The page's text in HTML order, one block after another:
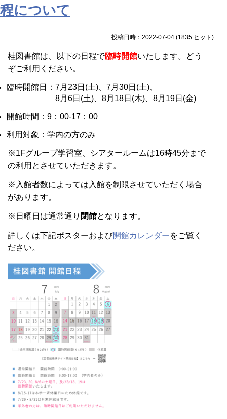
程について
投稿日時：2022-07-04(1835 ヒット )
桂図書館は、以下の日程で臨時開館いたします。どう
ぞご利用ください。
臨時開館日：7月23日(土)、7月30日(土)、
8月6日(土)、8月18日(木)、8月19日(金)
開館時間：9：00-17：00
利用対象：学内の方のみ
※1Fグループ学習室、シアタールームは16時45分まで
の利用とさせていただきます。
※入館者数によっては入館を制限させていただく場合
があります。
※日曜日は通常通り 閉館となります。
詳しくは下記ポスターおよび開館カレンダーをご覧く
ださい。